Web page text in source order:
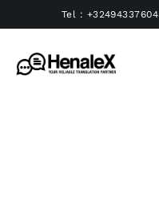
au
contenu
Tel : +32494337604